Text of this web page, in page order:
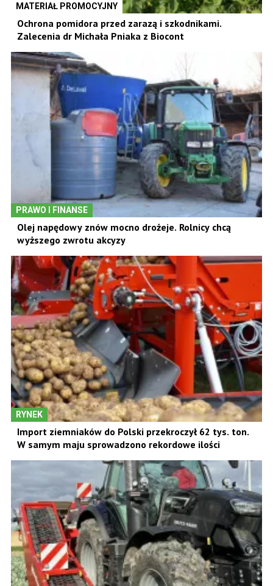
MATERIAŁ PROMOCYJNY
Ochrona pomidora przed zarazą i szkodnikami.
Zalecenia dr Michała Pniaka z Biocont
PRAWO I FINANSE
Olej napędowy znów mocno drożeje. Rolnicy chcą
wyższego zwrotu akcyzy
RYNEK
Import ziemniaków do Polski przekroczył 62 tys. ton.
W samym maju sprowadzono rekordowe ilości